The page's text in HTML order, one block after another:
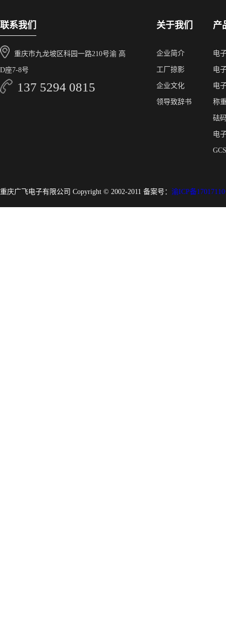
联系我们
重庆市九龙坡区科园一路210号渝 高
D座7-8号
137 5294 0815
关于我们
企业简介
工厂掠影
企业文化
领导致辞书
产
电
电
电
称
砝
电
重庆广飞电子有限公司 Copyright © 2002-2011 备案号： 渝ICP备